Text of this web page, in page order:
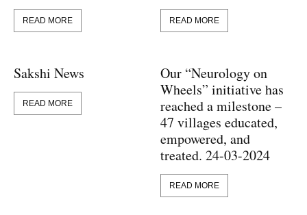
READ MORE READ MORE
Sakshi News
READ MORE
Our “Neurology on
Wheels” initiative has
reached a milestone –
47 villages educated,
empowered, and
treated. 24-03-2024
READ MORE